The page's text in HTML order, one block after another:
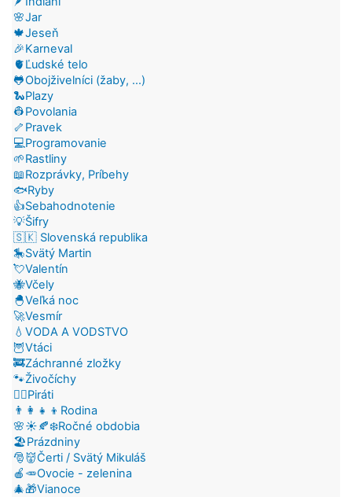
🌸Jar
🍁Jeseň
🎉Karneval
🫀Ľudské telo
🐸Obojživelníci (žaby, ...)
🐍Plazy
👷Povolania
🦴Pravek
💻Programovanie
🌱Rastliny
📖Rozprávky, Príbehy
🐟Ryby
👍Sebahodnotenie
💡Šifry
🇸🇰 Slovenská republika
🎠Svätý Martin
💘Valentín
🐝Včely
🐣Veľká noc
🚀Vesmír
💧VODA A VODSTVO
🦉Vtáci
🚒Záchranné zložky
🐾Živočíchy
🏴‍☠️Piráti
👨‍👩‍👧‍👦Rodina
🌸☀️🍂❄️Ročné obdobia
🏖️Prázdniny
🎅👹Čerti / Svätý Mikuláš
🍎🥕Ovocie - zelenina
🎄🎁Vianoce